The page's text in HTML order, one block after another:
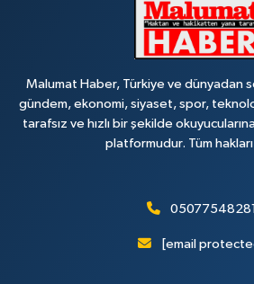
Malumat Haber, Türkiye ve dünyadan
gündem, ekonomi, siyaset, spor,
tarafsız ve hızlı bir şekilde
platformudur. Tüm hakları
05077548281
[email